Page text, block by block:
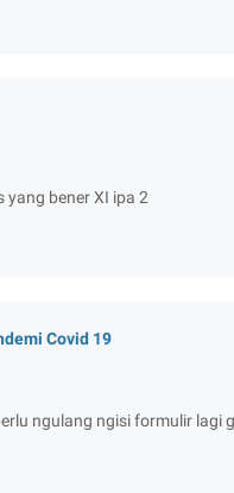
yang bener XI ipa 2
Covid 19
ngulang ngisi formulir lagi